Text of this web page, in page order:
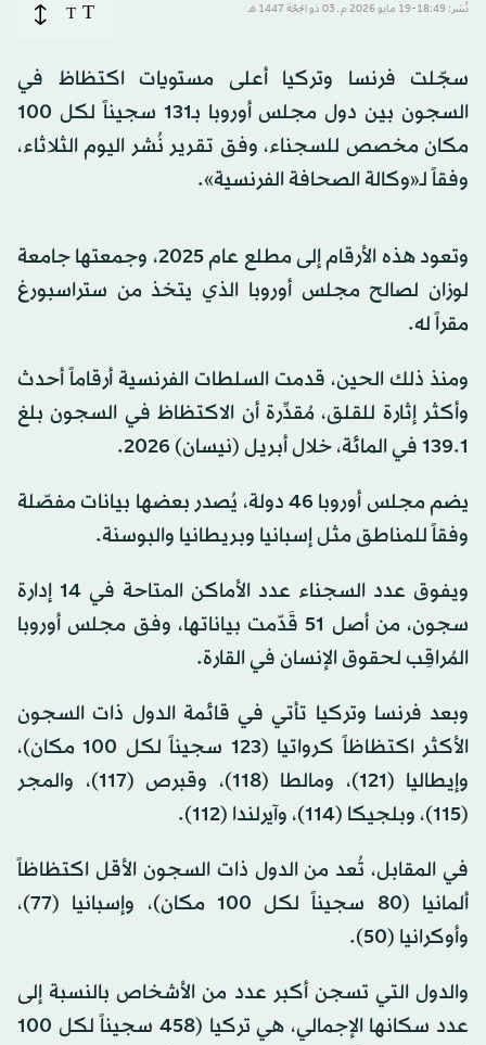
نُشر: 18:49-19 مايو 2026 م ـ 03 ذو الحِجّة 1447 هـ T
T
سجّلت فرنسا وتركيا أعلى مستويات اكتظاظ في
السجون بين دول مجلس أوروبا بـ131 سجيناً لكل 100
مكان مخصص للسجناء، وفق تقرير نُشر اليوم الثلاثاء،
وفقاً لـ«وكالة الصحافة الفرنسية».
وتعود هذه الأرقام إلى مطلع عام 2025، وجمعتها جامعة
لوزان لصالح مجلس أوروبا الذي يتخذ من ستراسبورغ
مقراً له.
ومنذ ذلك الحين، قدمت السلطات الفرنسية أرقاماً أحدث
وأكثر إثارة للقلق، مُقدِّرة أن الاكتظاظ في السجون بلغ
139.1 في المائة، خلال أبريل (نيسان) 2026.
يضم مجلس أوروبا 46 دولة، يُصدر بعضها بيانات مفصّلة
وفقاً للمناطق مثل إسبانيا وبريطانيا والبوسنة.
ويفوق عدد السجناء عدد الأماكن المتاحة في 14 إدارة
سجون، من أصل 51 قَدّمت بياناتها، وفق مجلس أوروبا
المُراقِب لحقوق الإنسان في القارة.
وبعد فرنسا وتركيا تأتي في قائمة الدول ذات السجون
الأكثر اكتظاظاً كرواتيا (123 سجيناً لكل 100 مكان)،
وإيطاليا (121)، ومالطا (118)، وقبرص (117)، والمجر
(115)، وبلجيكا (114)، وآيرلندا (112).
في المقابل، تُعد من الدول ذات السجون الأقل اكتظاظاً
ألمانيا (80 سجيناً لكل 100 مكان)، وإسبانيا (77)،
وأوكرانيا (50).
والدول التي تسجن أكبر عدد من الأشخاص بالنسبة إلى
عدد سكانها الإجمالي، هي تركيا (458 سجيناً لكل 100